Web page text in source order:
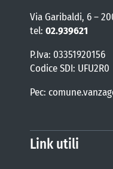
Via Garibaldi, 6 –
tel: 02.939621
P.Iva: 03351920156
Codice SDI: UFU2R0
Pec:
Link utili